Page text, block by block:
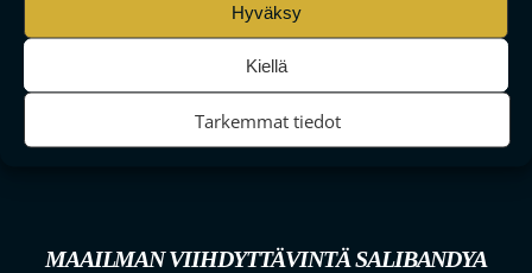
Hyväksy
Kiellä
Tarkemmat tiedot
MAAILMAN VIIHDYTTÄVINTÄ SALIBANDYA